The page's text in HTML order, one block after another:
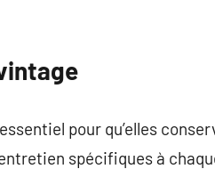
pour qu’elles
spécifiques à